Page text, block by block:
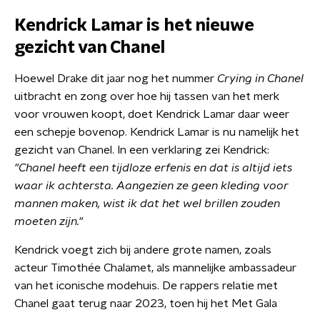
Kendrick Lamar is het nieuwe
gezicht van Chanel
Hoewel Drake dit jaar nog het nummer Crying in Chanel
uitbracht en zong over hoe hij tassen van het merk
voor vrouwen koopt, doet Kendrick Lamar daar weer
een schepje bovenop. Kendrick Lamar is nu namelijk het
gezicht van Chanel. In een verklaring zei Kendrick:
"Chanel heeft een tijdloze erfenis en dat is altijd iets
waar ik achtersta. Aangezien ze geen kleding voor
mannen maken, wist ik dat het wel brillen zouden
moeten zijn."
Kendrick voegt zich bij andere grote namen, zoals
acteur Timothée Chalamet, als mannelijke ambassadeur
van het iconische modehuis. De rappers relatie met
Chanel gaat terug naar 2023, toen hij het Met Gala